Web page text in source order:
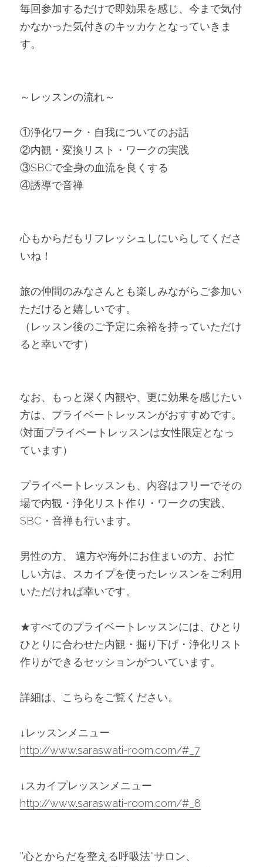
毎回参加するだけで即効果を感じ、今まで気付
かなかった気付きのキッカケとなっていきま
す。
～レッスンの流れ～
①浄化ワーク・自我についてのお話
②内観・変換リスト・ワークの実践
③SBCで全身の血流を良くする
④誘導で音禅
心もからだもリフレッシュしにいらしてくださ
いね！
旅の仲間のみなさんとも楽しみながらご参加い
ただけると嬉しいです。
（レッスン後のご予定に余裕を持っていただけ
ると幸いです）
なお、もっと深く内観や、更に効果を感じたい
方は、プライベートレッスンがおすすめです。
(対面プライベートレッスンは女性限定となっ
ています）
プライベートレッスンも、内容はフリーでその
場で内観・浄化リスト作り・ワークの実践、
SBC・音禅も行います。
男性の方、 遠方や海外にお住まいの方、お忙
しい方は、スカイプを使ったレッスンをご利用
いただければ幸いです。
★すべてのプライベートレッスンには、ひとり
ひとりに合わせた内観・掘り下げ・浄化リスト
作りができるセッションがついています。
詳細は、こちらをご覧ください。
↓レッスンメニュー
http://www.saraswati-room.com/#_7
↓スカイプレッスンメニュー
http://www.saraswati-room.com/#_8
''心とからだを整える呼吸法''サロン、